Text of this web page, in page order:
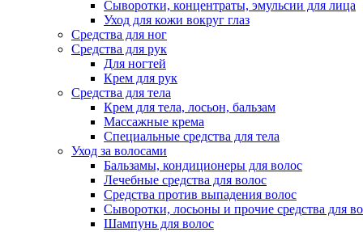
Сыворотки, концентраты, эмульсии для лица
Уход для кожи вокруг глаз
Средства для ног
Средства для рук
Для ногтей
Крем для рук
Средства для тела
Крем для тела, лосьон, бальзам
Массажные крема
Специальные средства для тела
Уход за волосами
Бальзамы, кондиционеры для волос
Лечебные средства для волос
Средства против выпадения волос
Сыворотки, лосьоны и прочие средства для
Шампунь для волос